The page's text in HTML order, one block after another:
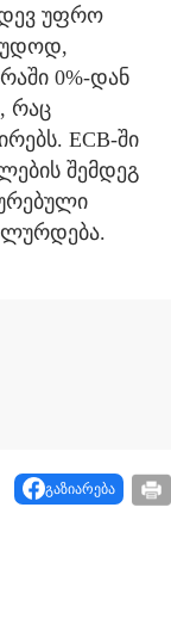
უფრო
0%-დან
რაც
ECB-ში
შემდეგ
გაზიარება